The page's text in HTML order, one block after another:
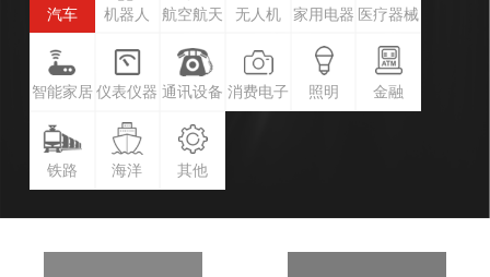
汽车 机器人 航空航天 无人机 家用电器 医疗器械
智能家居 仪表仪器 通讯设备 消费电子 照明 金融
铁路 海洋 其他